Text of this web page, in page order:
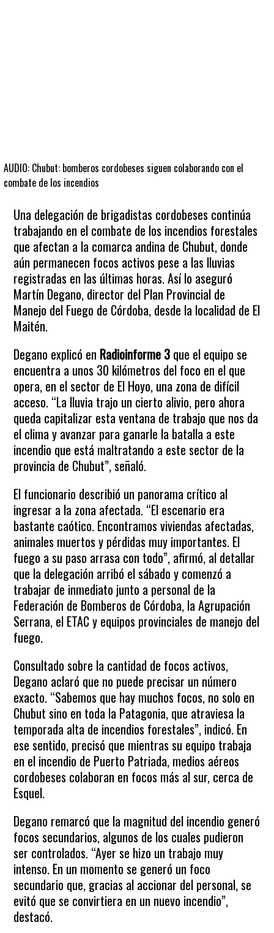
AUDIO: Chubut: bomberos cordobeses siguen colaborando con el
combate de los incendios
Una delegación de brigadistas cordobeses continúa
trabajando en el combate de los incendios forestales
que afectan a la comarca andina de Chubut, donde
aún permanecen focos activos pese a las lluvias
registradas en las últimas horas. Así lo aseguró
Martín Degano, director del Plan Provincial de
Manejo del Fuego de Córdoba, desde la localidad de El
Maitén.
Degano explicó en Radioinforme 3 que el equipo se
encuentra a unos 30 kilómetros del foco en el que
opera, en el sector de El Hoyo, una zona de difícil
acceso. “La lluvia trajo un cierto alivio, pero ahora
queda capitalizar esta ventana de trabajo que nos da
el clima y avanzar para ganarle la batalla a este
incendio que está maltratando a este sector de la
provincia de Chubut”, señaló.
El funcionario describió un panorama crítico al
ingresar a la zona afectada. “El escenario era
bastante caótico. Encontramos viviendas afectadas,
animales muertos y pérdidas muy importantes. El
fuego a su paso arrasa con todo”, afirmó, al detallar
que la delegación arribó el sábado y comenzó a
trabajar de inmediato junto a personal de la
Federación de Bomberos de Córdoba, la Agrupación
Serrana, el ETAC y equipos provinciales de manejo del
fuego.
Consultado sobre la cantidad de focos activos,
Degano aclaró que no puede precisar un número
exacto. “Sabemos que hay muchos focos, no solo en
Chubut sino en toda la Patagonia, que atraviesa la
temporada alta de incendios forestales”, indicó. En
ese sentido, precisó que mientras su equipo trabaja
en el incendio de Puerto Patriada, medios aéreos
cordobeses colaboran en focos más al sur, cerca de
Esquel.
Degano remarcó que la magnitud del incendio generó
focos secundarios, algunos de los cuales pudieron
ser controlados. “Ayer se hizo un trabajo muy
intenso. En un momento se generó un foco
secundario que, gracias al accionar del personal, se
evitó que se convirtiera en un nuevo incendio”,
destacó.